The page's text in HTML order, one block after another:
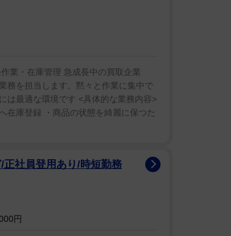
解像度で楽しめるＶＲヘッドセッ
ることができる８Ｋで制作された
信される。
賀喜ちゃんが、すごい変な子なん
意味分からない発言を連発してい
が違うのかなって」と認めつつ
と応戦し、笑わせた。
を体感。あまりにも鮮明な映像に
」と苦笑いを浮かべ、齋藤は「フ
たち“Ｘｐｅｒｉａ Ｖｉｅｗ盛
『かわいいな』と思ってもらえる
業・在庫管理 急成長中の買取企業
務を担当します。黙々と作業に集中で
は最適な環境です <具体的な業務内容>
在庫登録 ・商品の状態を綺麗に保つた
社員登用あり/時短勤務
円